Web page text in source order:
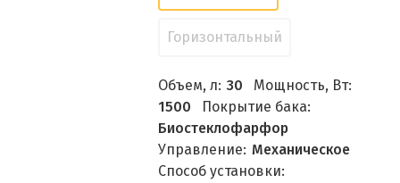
Горизонтальный
Объем, л: 30
Мощность, Вт:
1500
Покрытие бака:
Биостеклофарфор
Управление: Механическое
Способ установки: